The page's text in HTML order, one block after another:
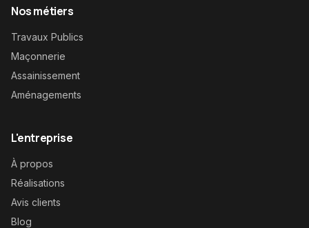
Nos métiers
Travaux Publics
Maçonnerie
Assainissement
Aménagements
L'entreprise
À propos
Réalisations
Avis clients
Blog